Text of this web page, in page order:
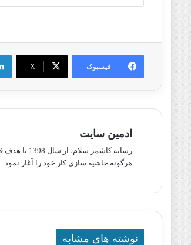
فیسبوک X
ادمین سایت
رسانه
هرگونه حاشیه سازی کار خود را آغاز نمود.
نوشته های مشابه